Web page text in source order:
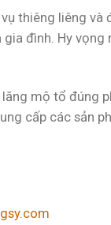
thiêng liêng và
đình. Hy
mộ tổ đúng
cấp các sản